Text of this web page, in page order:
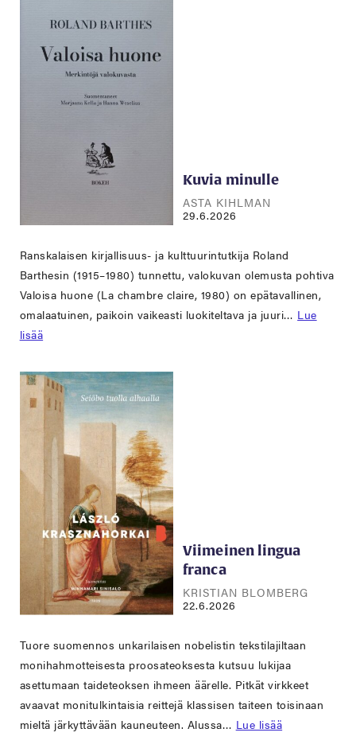
Kuvia minulle
ASTA KIHLMAN
29.6.2026
Ranskalaisen kirjallisuus- ja kulttuurintutkija Roland
Barthesin (1915–1980) tunnettu, valokuvan olemusta pohtiva
Valoisa huone (La chambre claire, 1980) on epätavallinen,
omalaatuinen, paikoin vaikeasti luokiteltava ja juuri… Lue
lisää
Viimeinen lingua
franca
KRISTIAN BLOMBERG
22.6.2026
Tuore suomennos unkarilaisen nobelistin tekstilajiltaan
monihahmotteisesta proosateoksesta kutsuu lukijaa
asettumaan taideteoksen ihmeen äärelle. Pitkät virkkeet
avaavat monitulkintaisia reittejä klassisen taiteen toisinaan
mieltä järkyttävään kauneuteen. Alussa… Lue lisää